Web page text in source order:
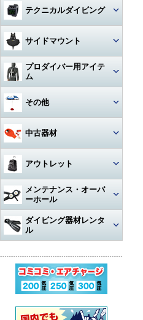
ログブック
リール
フロート
ロープ
日焼け止め・クラゲ除け
冬用アクセサリー・暖かアイテ
ム
キーホルダー
耳栓・耳抜きアイテム
トラベルグッズ
水中遊び道具
ログタンク
保護アイテム
フラッグ
帽子
水着
サングラス
タオル
サンダル
アパレルその他
エアーガン
工具
ホース‐レギュレター
ホース‐BC
ホース‐ゲージ（高圧）
ホース‐ドライスーツ
ホース‐その他
洗浄用品
アダプター
パーツ・その他
教材
その他
レギュレター
ゲージ
タンク
アクセサリー・その他
テクニカルダイビング
BC（プラダー・ウィング）
ダイブコンピューター
フィン
タンク関連
アクセサリー・その他
サイドマウント
レギュレター
アクセサリー・その他
プロダイバー用アイテ
ム
マスク・フィン
ウェットスーツ
ドライスーツ
フード
ウェイト
フーカー関連
水中通話装置
作業用道具
その他
激レアアイテム
タンク
タンク
移充填ホース
タンクアクセサリー・その他
簡易潜水器具・緊急浮上用セッ
水中スクーター
水中銃(スピアガン)・手モリ
シャフト
コンプレッサー本体
ステッカー
中古器材
カメラ関連
ダイブコンピュータ
重器材
レギュレター
オクトパス
ゲージ
BCジャケット
軽器材
マスク
スノーケル
フィン
スーツ
ウェットスーツ
ドライスーツ
バッグ
メッシュバッグ
アクセサリー
アウトレット
重器材
軽器材
その他
メンテナンス・オーバ
ーホール
レギュレター（1st+2nd）オー
バーホール
ゲージ オーバーホール
インフレーターオクトパス
インフレーター オーバーホー
ダイビング器材レンタ
ル
ドライスーツ